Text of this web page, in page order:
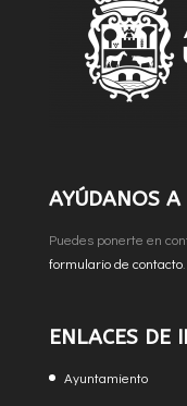
AYÚDANOS A
Puedes ponerte en
formulario de contacto.
ENLACES DE
Ayuntamiento